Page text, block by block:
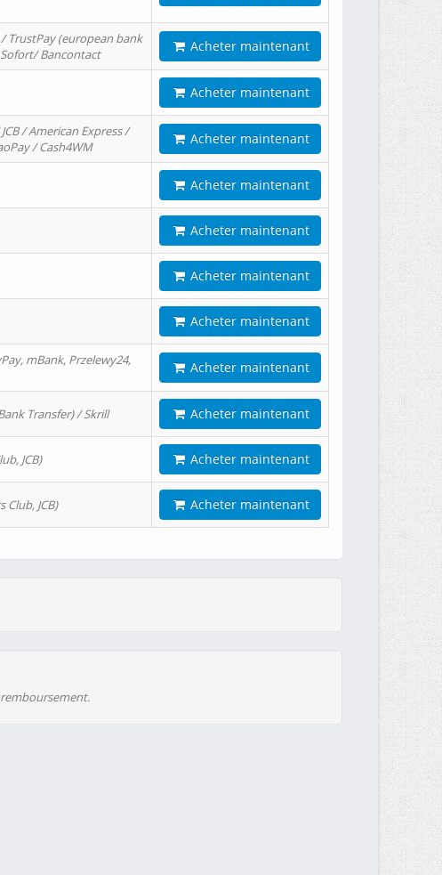
TrustPay (european bank
Bancontact
Acheter maintenant
Acheter maintenant
/ American Express /
/ Cash4WM
Acheter maintenant
Acheter maintenant
Acheter maintenant
Acheter maintenant
Acheter maintenant
mBank, Przelewy24,
Acheter maintenant
Transfer) / Skrill Acheter maintenant
JCB) Acheter maintenant
JCB) Acheter maintenant